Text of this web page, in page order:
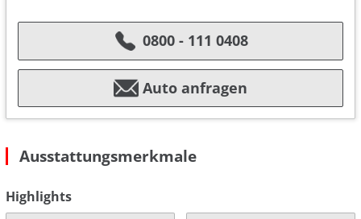
0800 - 111 0408
Auto anfragen
Ausstattungsmerkmale
Highlights